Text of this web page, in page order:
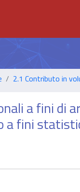
2.1 Contributo in
a fini di
a fini